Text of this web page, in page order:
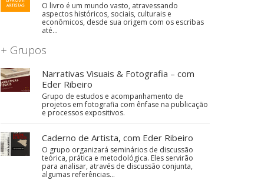
O livro é um mundo vasto, atravessando
aspectos históricos, sociais, culturais e
econômicos, desde sua origem com os escribas
até…
+ Grupos
Narrativas Visuais & Fotografia – com
Eder Ribeiro
Grupo de estudos e acompanhamento de
projetos em fotografia com ênfase na publicação
e processos expositivos.
Caderno de Artista, com Eder Ribeiro
O grupo organizará seminários de discussão
teórica, prática e metodológica. Eles servirão
para analisar, através de discussão conjunta,
algumas referências…